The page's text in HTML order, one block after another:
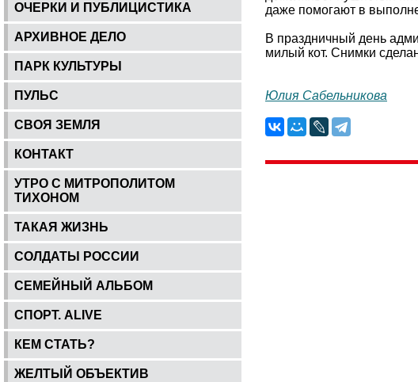
ОЧЕРКИ И ПУБЛИЦИСТИКА
АРХИВНОЕ ДЕЛО
ПАРК КУЛЬТУРЫ
ПУЛЬС
СВОЯ ЗЕМЛЯ
КОНТАКТ
УТРО С МИТРОПОЛИТОМ
ТИХОНОМ
ТАКАЯ ЖИЗНЬ
СОЛДАТЫ РОССИИ
СЕМЕЙНЫЙ АЛЬБОМ
СПОРТ. ALIVE
КЕМ СТАТЬ?
ЖЕЛТЫЙ ОБЪЕКТИВ
даже помогают в
В праздничный день
милый кот. Снимки
Юлия Сабельникова